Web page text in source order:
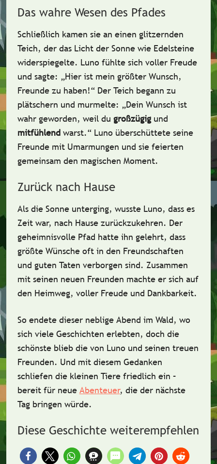
Das wahre Wesen des Pfades
Schließlich kamen sie an einen glitzernden
Teich, der das Licht der Sonne wie Edelsteine
widerspiegelte. Luno fühlte sich voller Freude
und sagte: „Hier ist mein größter Wunsch,
Freunde zu haben!“Der Teich begann zu
plätschern und murmelte: „Dein Wunsch ist
wahr geworden, weil du großzügigund
mitfühlendwarst.“Luno überschüttete seine
Freunde mit Umarmungen und sie feierten
gemeinsam den magischen Moment.
Zurück nach Hause
Als die Sonne unterging, wusste Luno, dass es
Zeit war, nach Hause zurückzukehren. Der
geheimnisvolle Pfad hatte ihn gelehrt, dass
größte Wünsche oft in den Freundschaften
und guten Taten verborgen sind. Zusammen
mit seinen neuen Freunden machte er sich auf
den Heimweg, voller Freude und Dankbarkeit.
So endete dieser neblige Abend im Wald, wo
sich viele Geschichten erlebten, doch die
schönste blieb die von Luno und seinen treuen
Freunden. Und mit diesem Gedanken
schliefen die kleinen Tiere friedlich ein –
bereit für neue Abenteuer, die der nächste
Tagbringen würde.
Diese Geschichte weiterempfehlen